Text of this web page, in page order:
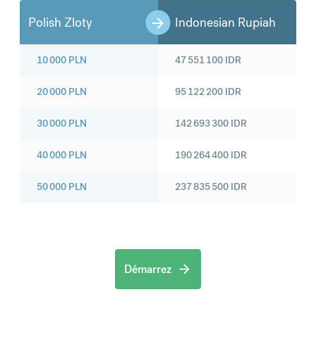
Polish Zloty Indonesian Rupiah
10 000 PLN
20 000 PLN
30 000 PLN
40 000 PLN
50 000 PLN
47 551 100 IDR
95 122 200 IDR
142 693 300 IDR
190 264 400 IDR
237 835 500 IDR
Démarrez